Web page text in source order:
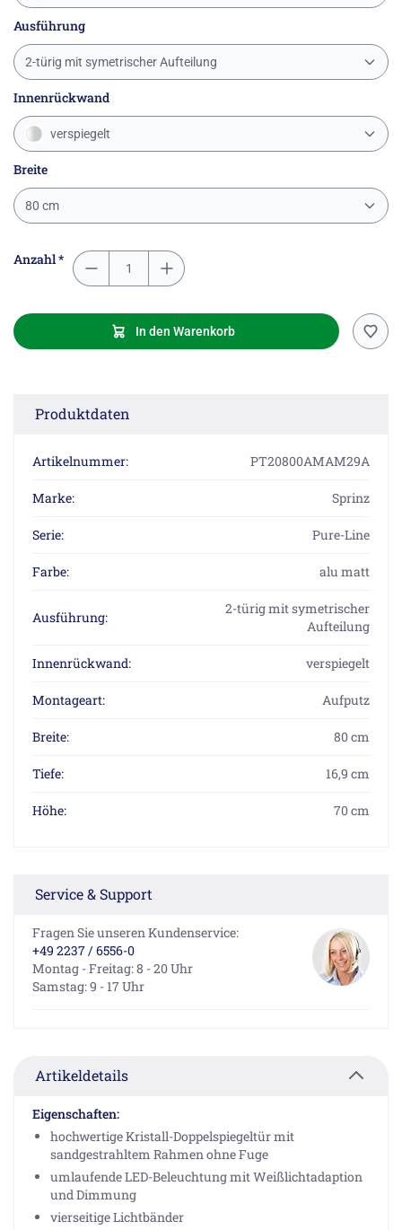
Ausführung
2-türig mit symetrischer Aufteilung
Innenrückwand
verspiegelt
Breite
80 cm
Anzahl *
In den Warenkorb
Produktdaten
Artikelnummer: PT20800AMAM29A
Marke: Sprinz
Serie: Pure-Line
Farbe: alu matt
Ausführung:
2-türig mit symetrischer
Aufteilung
Innenrückwand: verspiegelt
Montageart: Aufputz
Breite: 80 cm
Tiefe: 16,9 cm
Höhe: 70 cm
Service & Support
Fragen Sie unseren Kundenservice:
+49 2237 / 6556-0
Montag - Freitag: 8 - 20 Uhr
Samstag: 9 - 17 Uhr
Artikeldetails
Eigenschaften:
hochwertige Kristall-Doppelspiegeltür mit
sandgestrahltem Rahmen ohne Fuge
umlaufende LED-Beleuchtung mit Weißlichtadaption
und Dimmung
vierseitige Lichtbänder